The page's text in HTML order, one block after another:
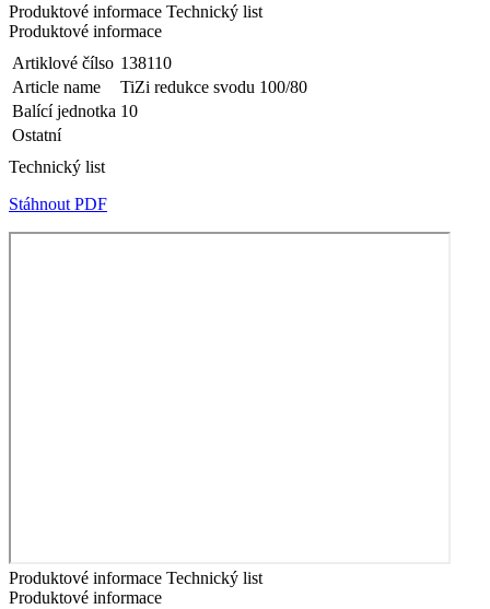
Produktové informace Technický list
Produktové informace
Artiklové čílso 138110
Article name
TiZi redukce svodu 100/80
Balící jednotka 10
Ostatní
Technický list
Stáhnout PDF
Produktové informace Technický list
Produktové informace